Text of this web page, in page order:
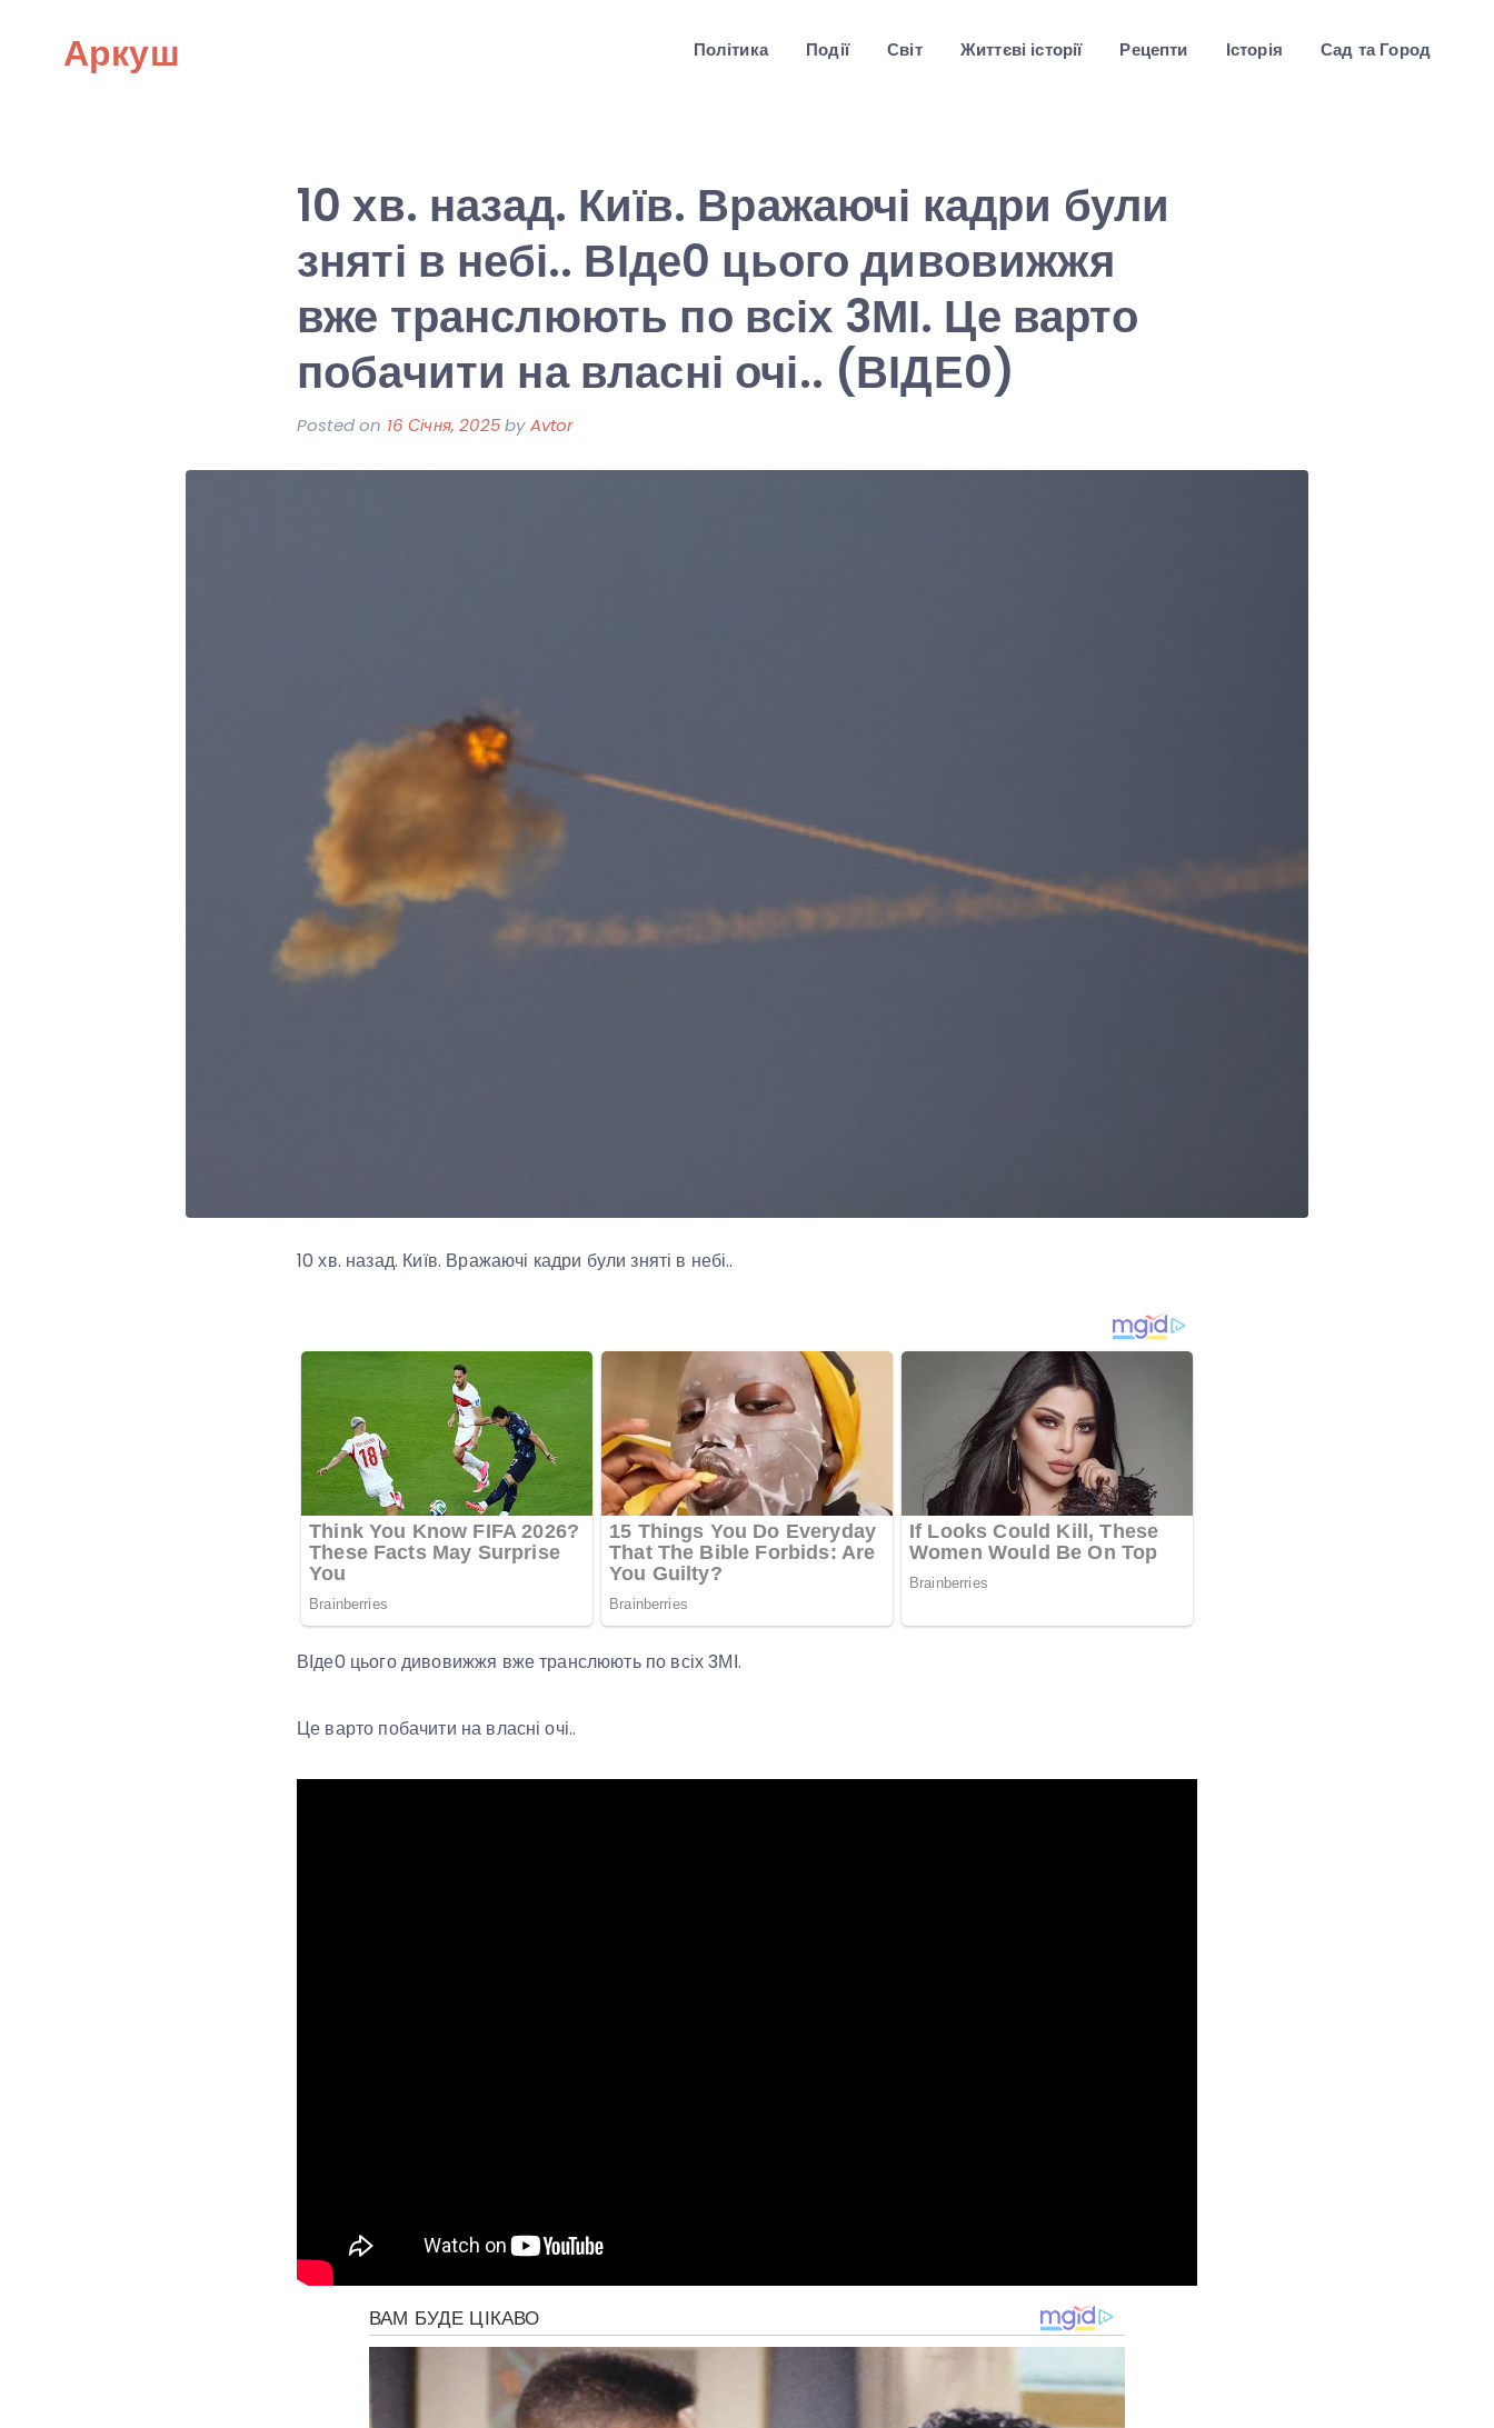
Аркуш Політика Події Світ Життєві історії Рецепти Історія Сад та Город
10 хв. назад. Київ. Вражаючі кадри були
зняті в небі.. ВІде0 цього дивовижжя
вже транслюють по всіх 3МІ. Це варто
побачити на власні очі.. (ВІДЕ0)
Posted on 16 Січня, 2025byAvtor
10 хв. назад. Київ. Вражаючі кадри були зняті в небі..
ВІде0 цього дивовижжя вже транслюють по всіх 3МІ.
Це варто побачити на власні очі..